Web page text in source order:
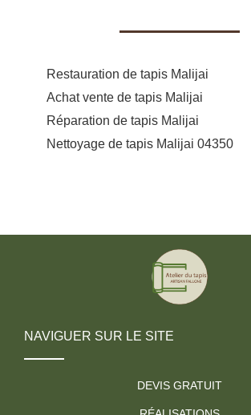
Restauration de tapis Malijai
Achat vente de tapis Malijai
Réparation de tapis Malijai
Nettoyage de tapis Malijai 04350
NAVIGUER SUR LE SITE
DEVIS GRATUIT